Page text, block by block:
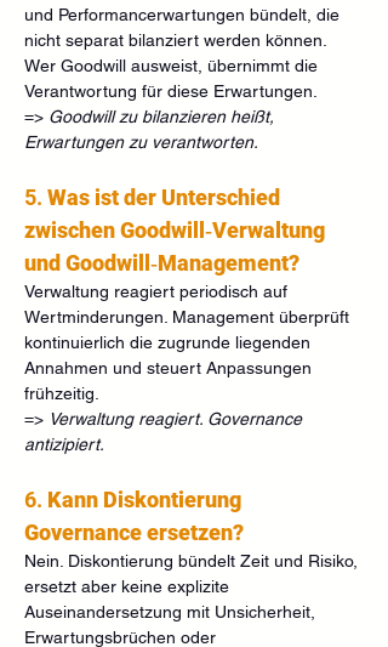
und Performancerwartungen bündelt, die
nicht separat bilanziert werden können.
Wer Goodwill ausweist, übernimmt die
Verantwortung für diese Erwartungen.
=> Goodwill zu bilanzieren heißt,
Erwartungen zu verantworten.
5. Was ist der Unterschied
zwischen Goodwill‑Verwaltung
und Goodwill‑Management?
Verwaltung reagiert periodisch auf
Wertminderungen. Management überprüft
kontinuierlich die zugrunde liegenden
Annahmen und steuert Anpassungen
frühzeitig.
=> Verwaltung reagiert. Governance
antizipiert.
6. Kann Diskontierung
Governance ersetzen?
Nein. Diskontierung bündelt Zeit und Risiko,
ersetzt aber keine explizite
Auseinandersetzung mit Unsicherheit,
Erwartungsbrüchen oder